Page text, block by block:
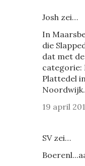
Josh zei…
In
die
dat met
categorie:
Plattedel
Noordwijk.
19 april
SV zei…